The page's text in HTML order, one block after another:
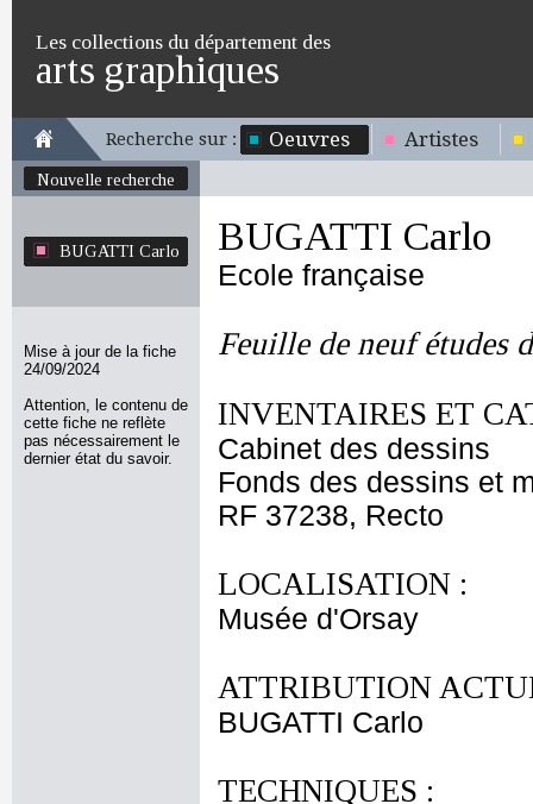
Les collections du département des
arts graphiques
Recherche sur : Oeuvres Artistes
Nouvelle recherche
BUGATTI Carlo
Mise à jour de la fiche
24/09/2024
Attention, le contenu de
cette fiche ne reflète
pas nécessairement le
dernier état du savoir.
BUGATTI Carlo
Ecole française
Feuille de neuf études
INVENTAIRES ET
Cabinet des dessins
Fonds des dessins et
RF 37238, Recto
LOCALISATION :
Musée d'Orsay
ATTRIBUTION
BUGATTI Carlo
TECHNIQUES :